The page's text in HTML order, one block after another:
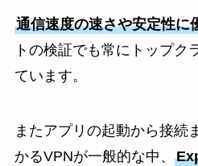
通信速度の速さや安定性に
トの検証でも常にトップク
ています。
またアプリの起動から接続
かるVPNが一般的な中、